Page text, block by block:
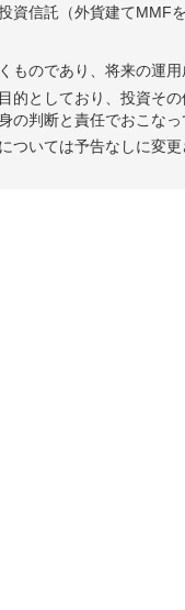
資信託（外貨建てMMF
ものであり、将来の運
的としており、投資そ
の判断と責任でおこな
ついては予告なしに変